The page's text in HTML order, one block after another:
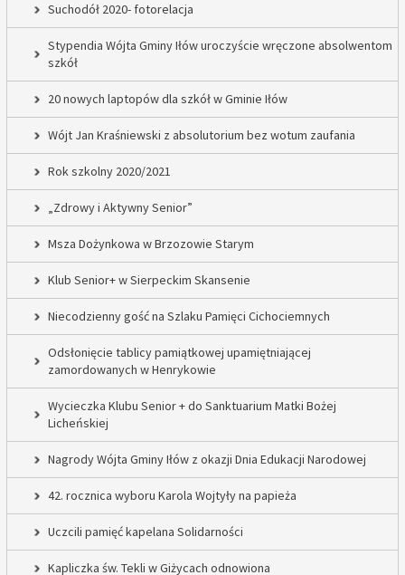
Suchodół 2020- fotorelacja
Stypendia Wójta Gminy Iłów uroczyście wręczone absolwentom
szkół
20 nowych laptopów dla szkół w Gminie Iłów
Wójt Jan Kraśniewski z absolutorium bez wotum zaufania
Rok szkolny 2020/2021
„Zdrowy i Aktywny Senior”
Msza Dożynkowa w Brzozowie Starym
Klub Senior+ w Sierpeckim Skansenie
Niecodzienny gość na Szlaku Pamięci Cichociemnych
Odsłonięcie tablicy pamiątkowej upamiętniającej
zamordowanych w Henrykowie
Wycieczka Klubu Senior + do Sanktuarium Matki Bożej
Licheńskiej
Nagrody Wójta Gminy Iłów z okazji Dnia Edukacji Narodowej
42. rocznica wyboru Karola Wojtyły na papieża
Uczcili pamięć kapelana Solidarności
Kapliczka św. Tekli w Giżycach odnowiona